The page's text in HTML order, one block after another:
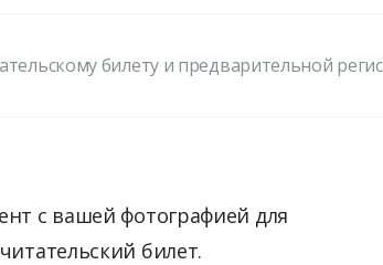
билету и предварительной
с вашей фотографией для
билет.